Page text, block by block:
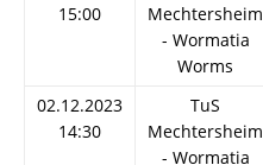
15:00
Mechtersheim
- Wormatia
Worms
02.12.2023
14:30
TuS
Mechtersheim
- Wormatia